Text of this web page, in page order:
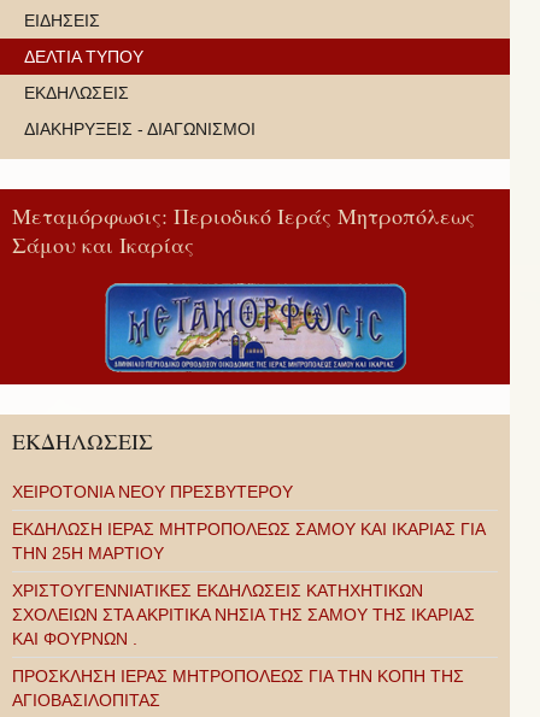
ΕΙΔΗΣΕΙΣ
ΔΕΛΤΙΑ ΤΥΠΟΥ
ΕΚΔΗΛΩΣΕΙΣ
ΔΙΑΚΗΡΥΞΕΙΣ - ΔΙΑΓΩΝΙΣΜΟΙ
Μεταμόρφωσις: Περιοδικό Ιεράς Μητροπόλεως
Σάμου και Ικαρίας
ΕΚΔΗΛΩΣΕΙΣ
ΧΕΙΡΟΤΟΝΙΑ ΝΕΟΥ ΠΡΕΣΒΥΤΕΡΟΥ
ΕΚΔΗΛΩΣΗ ΙΕΡΑΣ ΜΗΤΡΟΠΟΛΕΩΣ ΣΑΜΟΥ ΚΑΙ ΙΚΑΡΙΑΣ ΓΙΑ
ΤΗΝ 25Η ΜΑΡΤΙΟΥ
ΧΡΙΣΤΟΥΓΕΝΝΙΑΤΙΚΕΣ ΕΚΔΗΛΩΣΕΙΣ ΚΑΤΗΧΗΤΙΚΩΝ
ΣΧΟΛΕΙΩΝ ΣΤΑ ΑΚΡΙΤΙΚΑ ΝΗΣΙΑ ΤΗΣ ΣΑΜΟΥ ΤΗΣ ΙΚΑΡΙΑΣ
ΚΑΙ ΦΟΥΡΝΩΝ .
ΠΡΟΣΚΛΗΣΗ ΙΕΡΑΣ ΜΗΤΡΟΠΟΛΕΩΣ ΓΙΑ ΤΗΝ ΚΟΠΗ ΤΗΣ
ΑΓΙΟΒΑΣΙΛΟΠΙΤΑΣ